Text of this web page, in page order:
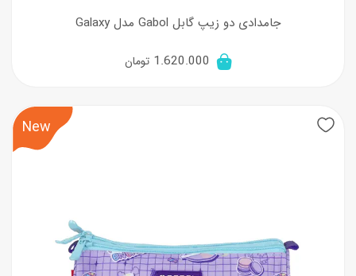
جامدادی دو زیپ گابل Gabol مدل Galaxy
1.620.000 تومان
New